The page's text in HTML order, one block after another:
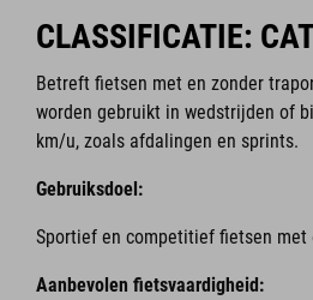
CLASSIFICATIE:
Betreft fietsen met en zonder
worden gebruikt in wedstrijden of
km/u, zoals afdalingen en sprints.
Gebruiksdoel:
Sportief en competitief fietsen met
Aanbevolen fietsvaardigheid: